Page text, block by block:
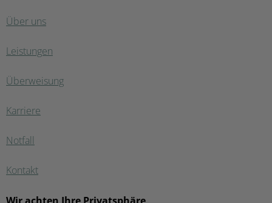
Über uns
Leistungen
Überweisung
Karriere
Notfall
Kontakt